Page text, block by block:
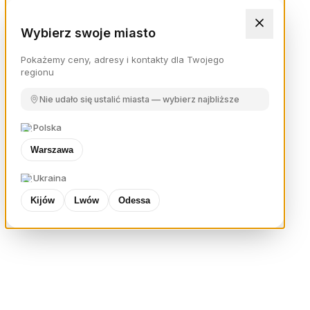
Wybierz swoje miasto
Pokażemy ceny, adresy i kontakty dla Twojego
regionu
Nie udało się ustalić miasta — wybierz najbliższe
Polska
Warszawa
Ukraina
Kijów Lwów Odessa